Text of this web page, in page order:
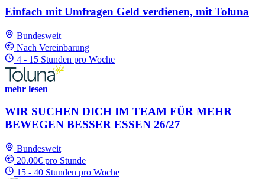
Einfach mit Umfragen Geld verdienen, mit Toluna
Bundesweit
Nach Vereinbarung
4 - 15 Stunden pro Woche
mehr lesen
WIR SUCHEN DICH IM TEAM FÜR MEHR
BEWEGEN BESSER ESSEN 26/27
Bundesweit
20.00€ pro Stunde
15 - 40 Stunden pro Woche